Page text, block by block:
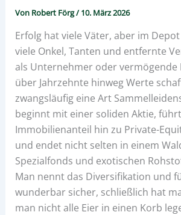
Von Robert Förg/10. März 2026
Erfolg hat viele Väter, aber im
viele Onkel, Tanten und entfernte
als Unternehmer oder vermögende
über Jahrzehnte hinweg Werte
zwangsläufig eine Art
beginnt mit einer soliden Aktie,
Immobilienanteil hin zu Private-
und endet nicht selten in einem
Spezialfonds und exotischen
Man nennt das Diversifikation und
wunderbar sicher, schließlich hat
man nicht alle Eier in einen Korb